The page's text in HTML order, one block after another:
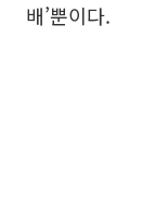
배’뿐이다.